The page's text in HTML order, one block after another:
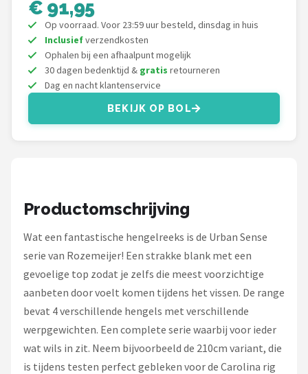
Spro
Korda
Salmo
Rozemeijer
Mikado
Alle merken →
€ 91,95
Op voorraad. Voor 23:59 uur besteld, dinsdag in huis
Inclusiefverzendkosten
Ophalen bij een afhaalpunt mogelijk
30 dagen bedenktijd & gratis retourneren
Dag en nacht klantenservice
BEKIJK OP BOL
Productomschrijving
Wat een fantastische hengelreeks is de Urban Sense
serie van Rozemeijer! Een strakke blank met een
gevoelige top zodat je zelfs die meest voorzichtige
aanbeten door voelt komen tijdens het vissen. De range
bevat 4 verschillende hengels met verschillende
werpgewichten. Een complete serie waarbij voor ieder
wat wils in zit. Neem bijvoorbeeld de 210cm variant, die
is tijdens testen perfect gebleken voor de Carolina rig